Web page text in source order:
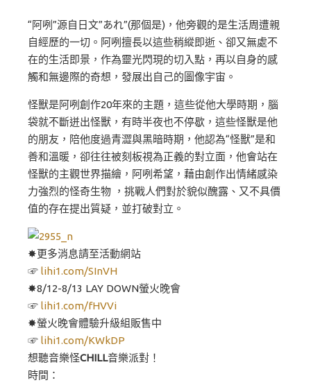
“阿咧”源自日文”あれ”(那個是)，他旁觀的是生活周遭親
自經歷的一切。阿咧擅長以這些稍縱即逝、卻又無處不
在的生活即景，作為靈光閃現的切入點，再以自身的感
觸和無邊際的奇想，發展出自己的圖像宇宙。
怪獸是阿咧創作20年來的主題，這些從他大學時期，腦
袋就不斷迸出怪獸，有時半夜也不停歇，這些怪獸是他
的朋友，陪他度過青澀與黑暗時期，他認為“怪獸”是和
善和溫暖，卻往往被刻板視為正義的對立面，他會站在
怪獸的主觀世界描繪，阿咧希望，藉由創作出情緒感染
力強烈的怪奇生物 ，挑戰人們對於貌似醜露、又不具價
值的存在提出質疑，並打破對立。
✸更多消息請至活動網站​
☞ lihi1.com/SInVH​
✸8/12-8/13 LAY DOWN螢火晚會​
☞ lihi1.com/fHVVi​
✸螢火晚會體驗升級組販售中​
☞ lihi1.com/KWkDP​
想聽音樂怪CHILL音樂派對！
時間：